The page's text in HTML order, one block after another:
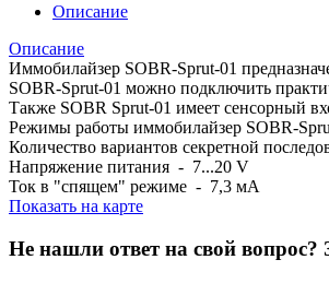
Описание
Описание
Иммобилайзер SOBR-Sprut-01
SOBR-Sprut-01 можно подключить
Также SOBR Sprut-01 имеет сенсорный
Режимы работы иммобилайзер SOBR-
Количество вариантов секретной
Напряжение питания - 7...20 V
Ток в "спящем" режиме - 7,3 мА
Показать на карте
Не нашли ответ на свой вопрос?